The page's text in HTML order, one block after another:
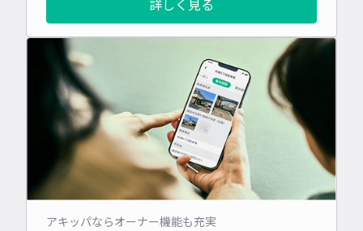
詳しく見る
アキッパならオーナー機能も充実